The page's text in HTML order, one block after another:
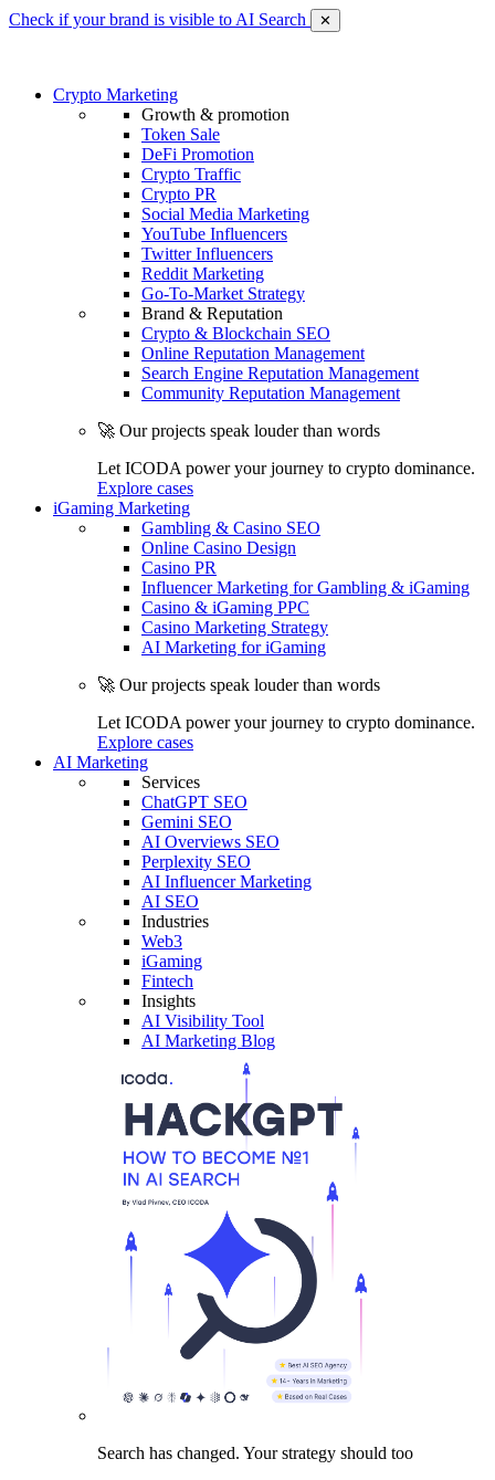
Check if your brand is visible to AI Search ✕
Crypto Marketing
Growth & promotion
Token Sale
DeFi Promotion
Crypto Traffic
Crypto PR
Social Media Marketing
YouTube Influencers
Twitter Influencers
Reddit Marketing
Go-To-Market Strategy
Brand & Reputation
Crypto & Blockchain SEO
Online Reputation Management
Search Engine Reputation Management
Community Reputation Management
🚀 Our projects speak louder than words
Let ICODA power your journey to crypto dominance.
Explore cases
iGaming Marketing
Gambling & Casino SEO
Online Casino Design
Casino PR
Influencer Marketing for Gambling & iGaming
Casino & iGaming PPC
Casino Marketing Strategy
AI Marketing for iGaming
🚀 Our projects speak louder than words
Let ICODA power your journey to crypto dominance.
Explore cases
AI Marketing
Services
ChatGPT SEO
Gemini SEO
AI Overviews SEO
Perplexity SEO
AI Influencer Marketing
AI SEO
Industries
Web3
iGaming
Fintech
Insights
AI Visibility Tool
AI Marketing Blog
Search has changed. Your strategy should too